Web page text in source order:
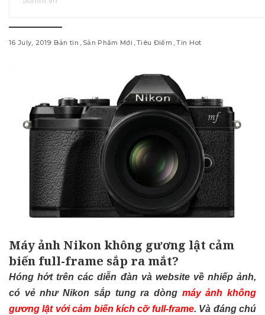
16 July, 2019 Bản tin Sản Phẩm Mới Tiêu Điểm Tin Hot
Máy ảnh Nikon không gương lật cảm
biến full-frame sắp ra mắt?
Hóng hớt trên các diễn đàn và website về nhiếp ảnh,
có vẻ như Nikon sắp tung ra dòng máy ảnh không
gương lật với cảm biến kích cỡ full-frame. Và đáng chú